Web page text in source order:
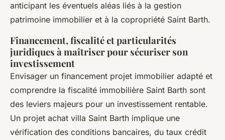
anticipant les éventuels aléas liés à la gestion
patrimoine immobilier et à la copropriété Saint Barth.
Financement, fiscalité et particularités
juridiques à maîtriser pour sécuriser son
investissement
Envisager un financement projet immobilier adapté et
comprendre la fiscalité immobilière Saint Barth sont
des leviers majeurs pour un investissement rentable.
Un projet achat villa Saint Barth implique une
vérification des conditions bancaires, du taux crédit